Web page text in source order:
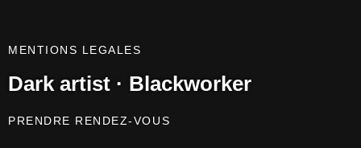
MENTIONS LEGALES
Dark artist · Blackworker
PRENDRE RENDEZ-VOUS